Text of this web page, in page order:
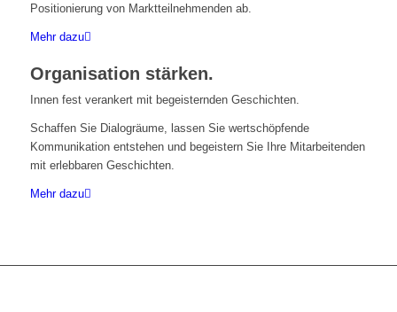
Positionierung von Marktteilnehmenden ab.
Mehr dazu
Organisation stärken.
Innen fest verankert mit begeisternden Geschichten.
Schaffen Sie Dialogräume, lassen Sie wertschöpfende
Kommunikation entstehen und begeistern Sie Ihre Mitarbeitenden
mit erlebbaren Geschichten.
Mehr dazu